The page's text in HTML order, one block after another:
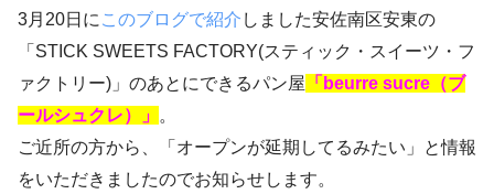
3月20日に このブログで紹介 しました安佐南区安東の
「STICK SWEETS FACTORY(スティック・スイーツ・フ
ァクトリー)」のあとにできるパン屋 「beurre sucre（ブ
ールシュクレ）」 。
ご近所の方から、「オープンが延期してるみたい」と情報
をいただきましたのでお知らせします。